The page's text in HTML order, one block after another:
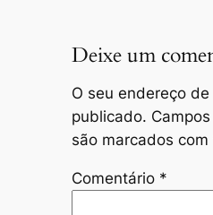
Deixe um
O seu endereço
publicado.
são marcados com
Comentário *